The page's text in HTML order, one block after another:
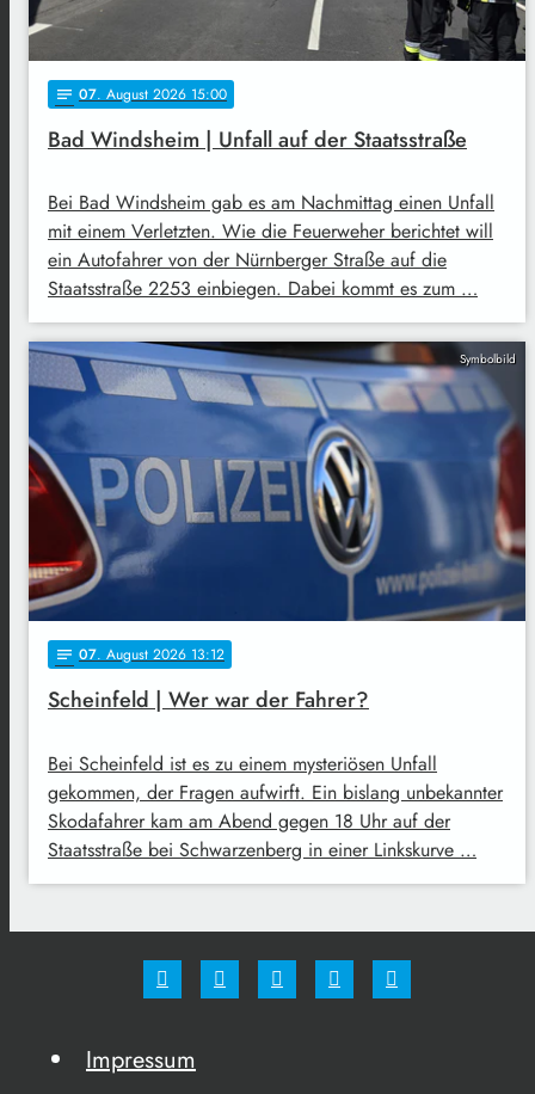
notes 07. August 2026 15:00
Bad Windsheim | Unfall auf der Staatsstraße
Bei Bad Windsheim gab es am Nachmittag einen Unfall
mit einem Verletzten. Wie die Feuerweher berichtet will
ein Autofahrer von der Nürnberger Straße auf die
Staatsstraße 2253 einbiegen. Dabei kommt es zum …
Symbolbild
notes 07. August 2026 13:12
Scheinfeld | Wer war der Fahrer?
Bei Scheinfeld ist es zu einem mysteriösen Unfall
gekommen, der Fragen aufwirft. Ein bislang unbekannter
Skodafahrer kam am Abend gegen 18 Uhr auf der
Staatsstraße bei Schwarzenberg in einer Linkskurve …
Impressum